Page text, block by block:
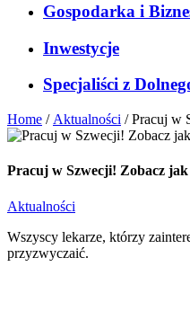
Gospodarka i
Inwestycje
Specjaliści z
Home / Aktualności /Pracuj w
Pracuj w Szwecji! Zobacz
Aktualności
Wszyscy lekarze, którzy
przyzwyczaić.